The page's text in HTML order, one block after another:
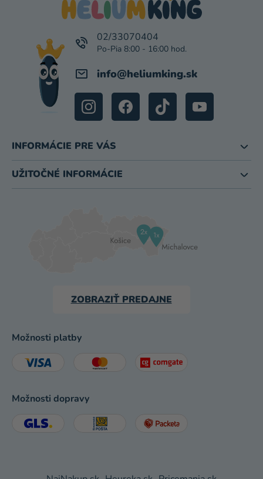
info@heliumking.sk
02/33070404
INFORMÁCIE PRE VÁS
UŽITOČNÉ INFORMÁCIE
ZOBRAZIŤ PREDAJNE
Možnosti platby
Možnosti dopravy